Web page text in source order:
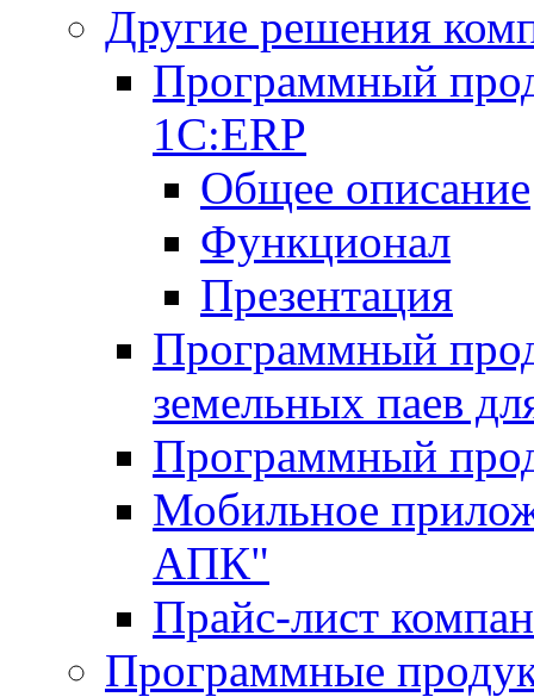
Другие решения
Программный
1С:ERP
Общее описание
Функционал
Презентация
Программный
земельных паев
Программный
Мобильное
АПК"
Прайс-лист
Программные